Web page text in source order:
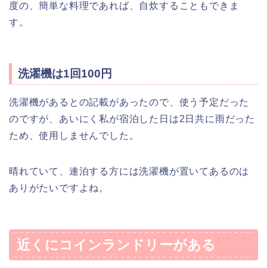
度の、簡単な料理であれば、自炊することもできま
す。
洗濯機は1回100円
洗濯機があるとの記載があったので、使う予定だった
のですが、あいにく私が宿泊した日は2日共に雨だった
ため、使用しませんでした。
晴れていて、連泊する方には洗濯機が置いてあるのは
ありがたいですよね。
近くにコインランドリーがある